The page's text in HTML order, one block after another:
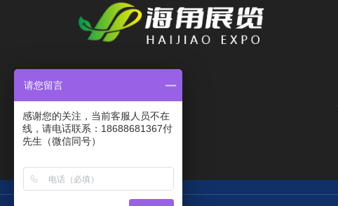
请您留言
感谢您的关注，当前客服人员不在
线，请电话联系：18688681367付
先生（微信同号）